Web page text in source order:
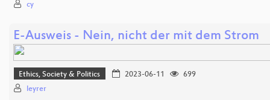
cy
E-Ausweis - Nein, nicht der mit dem Strom
Ethics, Society & Politics 2023-06-11
699
leyrer